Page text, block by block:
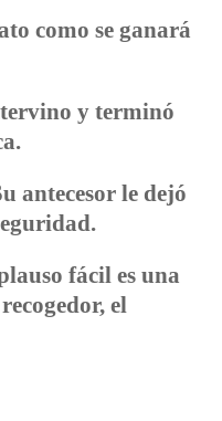
como se ganará
y terminó
antecesor le dejó
fácil es una
el